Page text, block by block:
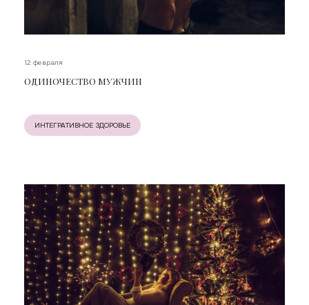
12 февраля
ОДИНОЧЕСТВО МУЖЧИН
ИНТЕГРАТИВНОЕ ЗДОРОВЬЕ